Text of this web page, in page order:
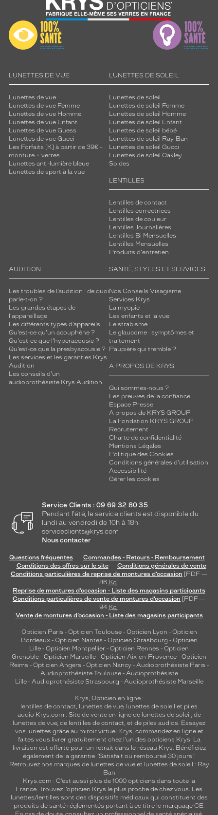
LUNETTES DE VUE
Lunettes de vue
Lunettes de vue Femme
Lunettes de vue Homme
Lunettes de vue Enfant
Lunettes de vue Guess
Lunettes de vue Gucci
Les Forfaits [K] à partir de 39€ -
monture + verres
Lunettes anti-lumière bleue
Lunettes de sport à la vue
LUNETTES DE SOLEIL
Lunettes de soleil
Lunettes de soleil Femme
Lunettes de soleil Homme
Lunettes de soleil Enfant
Lunettes de soleil bébé
Lunettes de soleil Ray-Ban
Lunettes de soleil Gucci
Lunettes de soleil Oakley
Soldes
LENTILLES
Lentilles de contact
Lentilles correctrices
Lentilles de couleur
Lentilles Journalières
Lentilles Bi Mensuelles
Lentilles Mensuelles
Produits d'entretien
AUDITION
Les troubles de l’audition : de quoi
parle-t-on ?
Les grandes étapes de
l'appareillage
Les différents types d’appareils
Qu’est-ce qu'un acouphène ?
Qu'est-ce que l'hyperacousie ?
Qu’est-ce que la presbyacousie ?
Les services et les garanties Krys
Audition
Les conseils d'un
audioprothésiste Krys Audition
SANTÉ, STYLES ET SERVICES
Nos Conseils Visagisme
Services Krys
La myopie
Les enfants et la vue
Le strabisme
Le glaucome : symptômes et
traitement
Paupière qui tremble ?
A PROPOS DE KRYS
Qui sommes-nous ?
Les preuves de la confiance
Espace Presse
A propos de KRYS GROUP
La Fondation KRYS GROUP
Recrutement
Charte de confidentialité
Mentions Légales
Politique des Cookies
Conditions générales d'utilisation
Accessibilité
Gérer les cookies
Service Clients : 09 69 32 80 35
Pendant l'été, le service clients est disponible du
lundi au vendredi de 10h à 18h.
serviceclients@krys.com
Nous contacter
Questions fréquentes
Commandes - Retours - Remboursement
Conditions des offres sur le site
Conditions générales de vente
Conditions particulières de reprise de montures d’occasion [PDF —
86 Ko]
Reprise de montures d’occasion - Liste des magasins participants
Conditions particulières de vente de montures d’occasion [PDF —
94 Ko]
Vente de montures d’occasion - Liste des magasins participants
Opticien Paris - Opticien Toulouse- Opticien Lyon - Opticien
Bordeaux- Opticien Nantes - Opticien Strasbourg - Opticien
Lille - Opticien Montpellier - Opticien Rennes - Opticien
Grenoble - Opticien Marseille - Opticien Aix-en-Provence - Opticien
Reims - Opticien Angers - Opticien Nancy - Audioprothésiste Paris -
Audioprothésiste Toulouse- Audioprothésiste
Lille- Audioprothésiste Strasbourg - Audioprothésiste Marseille
Krys, Opticien en ligne :
lentilles de contact, lunettes de vue, lunettes de soleil et piles
audio Krys.com : Site de vente en ligne de lunettes de soleil, de
lunettes de vue, de lentilles de contact, et de piles audios. Essayez
vos lunettes grâce au miroir virtuel Krys, commandez en ligne et
faites vous livrer gratuitement chez l'un des opticiens Krys. La
livraison est offerte pour un retrait dans le réseau Krys. Bénéficiez
également de la garantie "Satisfait ou remboursé 30 jours".
Retrouvez nos marques de lunettes de vue et lunettes de soleil : Ray
Ban
Krys.com : C’est aussi plus de 1000 opticiens dans toute la
France. Trouvez l’opticien Krys le plus proche de chez vous. Les
lunettes/lentilles sont des dispositifs médicaux qui constituent des
produits de santé réglementés portant à ce titre le marquage CE.